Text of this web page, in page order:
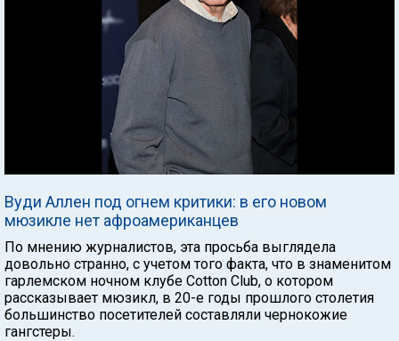
Вуди Аллен под огнем критики: в его новом
мюзикле нет афроамериканцев
По мнению журналистов, эта просьба выглядела
довольно странно, с учетом того факта, что в знаменитом
гарлемском ночном клубе Cotton Club, о котором
рассказывает мюзикл, в 20-е годы прошлого столетия
большинство посетителей составляли чернокожие
гангстеры.